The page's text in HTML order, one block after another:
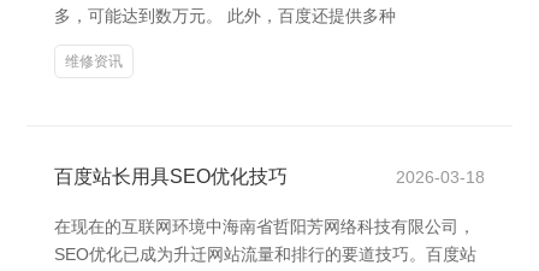
多，可能达到数万元。 此外，百度还提供多种
维修资讯
百度站长用具SEO优化技巧 2026-03-18
在现在的互联网环境中海南省哲阳芳网络科技有限公司，
SEO优化已成为升迁网站流量和排行的要道技巧。百度站